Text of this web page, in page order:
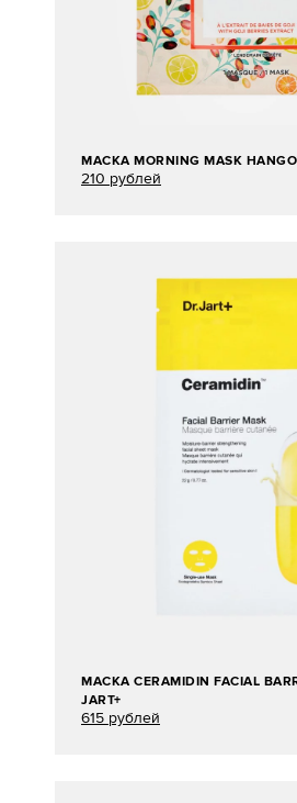
МАСКА MORNING MASK
210 рублей
МАСКА CERAMIDIN FACIAL
JART+
615 рублей